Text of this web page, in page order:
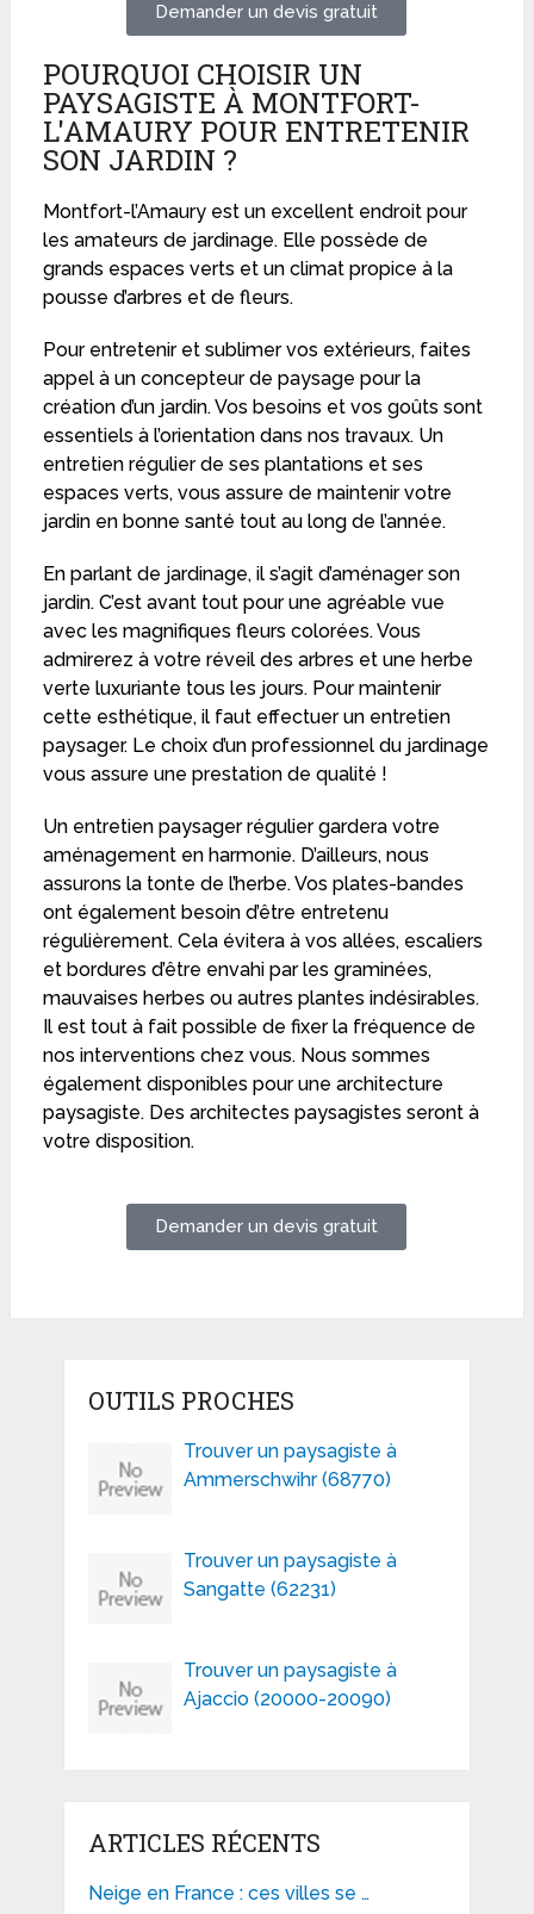
Demander un devis gratuit
POURQUOI CHOISIR UN
PAYSAGISTE À MONTFORT-
L'AMAURY POUR ENTRETENIR
SON JARDIN ?
Montfort-l’Amaury est un excellent endroit pour
les amateurs de jardinage. Elle possède de
grands espaces verts et un climat propice à la
pousse d’arbres et de fleurs.
Pour entretenir et sublimer vos extérieurs, faites
appel à un concepteur de paysage pour la
création d’un jardin. Vos besoins et vos goûts sont
essentiels à l’orientation dans nos travaux. Un
entretien régulier de ses plantations et ses
espaces verts, vous assure de maintenir votre
jardin en bonne santé tout au long de l’année.
En parlant de jardinage, il s’agit d’aménager son
jardin. C’est avant tout pour une agréable vue
avec les magnifiques fleurs colorées. Vous
admirerez à votre réveil des arbres et une herbe
verte luxuriante tous les jours. Pour maintenir
cette esthétique, il faut effectuer un entretien
paysager. Le choix d’un professionnel du jardinage
vous assure une prestation de qualité !
Un entretien paysager régulier gardera votre
aménagement en harmonie. D’ailleurs, nous
assurons la tonte de l’herbe. Vos plates-bandes
ont également besoin d’être entretenu
régulièrement. Cela évitera à vos allées, escaliers
et bordures d’être envahi par les graminées,
mauvaises herbes ou autres plantes indésirables.
Il est tout à fait possible de fixer la fréquence de
nos interventions chez vous. Nous sommes
également disponibles pour une architecture
paysagiste. Des architectes paysagistes seront à
votre disposition.
Demander un devis gratuit
OUTILS PROCHES
Trouver un paysagiste à
Ammerschwihr (68770)
Trouver un paysagiste à
Sangatte (62231)
Trouver un paysagiste à
Ajaccio (20000-20090)
ARTICLES RÉCENTS
Neige en France : ces villes se …